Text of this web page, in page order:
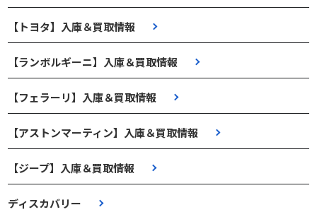
【トヨタ】入庫＆買取情報
【ランボルギーニ】入庫＆買取情報
【フェラーリ】入庫＆買取情報
【アストンマーティン】入庫＆買取情報
【ジープ】入庫＆買取情報
ディスカバリー